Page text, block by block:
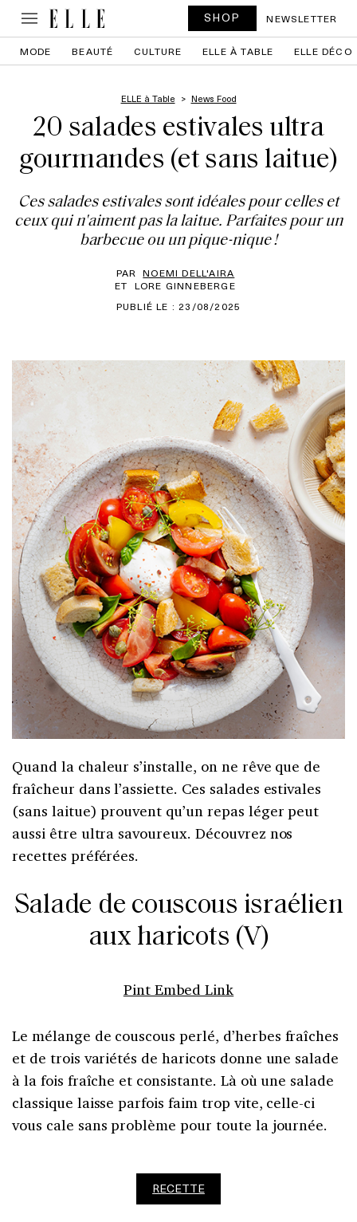
SHOP NEWSLETTER
MODE BEAUTÉ CULTURE ELLE À TABLE ELLE DÉCO
ELLE à Table News Food
20 salades estivales ultra
gourmandes (et sans laitue)
Ces salades estivales sont idéales pour celles et
ceux qui n'aiment pas la laitue. Parfaites pour un
barbecue ou un pique-nique !
PAR NOEMI DELL'AIRA
ET LORE GINNEBERGE
PUBLIÉ LE : 23/08/2025
Quand la chaleur s’installe, on ne rêve que de
fraîcheur dans l’assiette. Ces salades estivales
(sans laitue) prouvent qu’un repas léger peut
aussi être ultra savoureux. Découvrez nos
recettes préférées.
Salade de couscous israélien
aux haricots (V)
Pint Embed Link
Le mélange de couscous perlé, d’herbes fraîches
et de trois variétés de haricots donne une salade
à la fois fraîche et consistante. Là où une salade
classique laisse parfois faim trop vite, celle-ci
vous cale sans problème pour toute la journée.
RECETTE